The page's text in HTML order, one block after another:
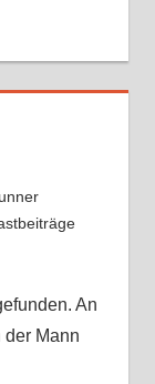
An
Mann